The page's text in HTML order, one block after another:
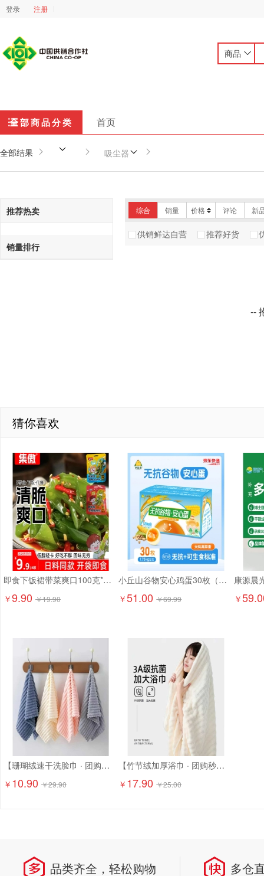
登录 注册
商品
全部商品分类 首页
全部结果 吸尘器
推荐热卖
销量排行
综合 销量 价格 评论 新
供销鲜达自营 推荐好货
--
猜你喜欢
即食下饭裙带菜爽口100克*6袋9.9元精选大连海藻 日料店同款！
￥9.90 ￥19.90
小丘山谷物安心鸡蛋30枚（京东配送上门）
￥51.00 ￥69.99 ￥
【珊瑚绒速干洗脸巾 · 团购特惠】10.9元抢6条！ 超柔软珊瑚绒，吸水强、速干不闷味，洗脸/卸妆/擦手都超舒服
￥ 10.90 ￥29.90
【竹节绒加厚浴巾 · 团购秒杀】17.9元抢2条！ 成人加大加厚，吸水快、超柔软！
￥ 17.90 ￥25.00
品类齐全，轻松购物 多仓